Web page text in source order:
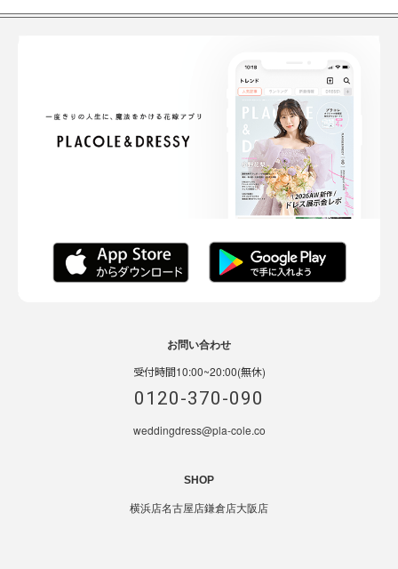
お問い合わせ
受付時間10:00~20:00(無休)
0120-370-090
weddingdress@pla-cole.co
SHOP
横浜店名古屋店鎌倉店大阪店